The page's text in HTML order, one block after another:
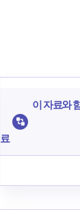
이 자료와
료